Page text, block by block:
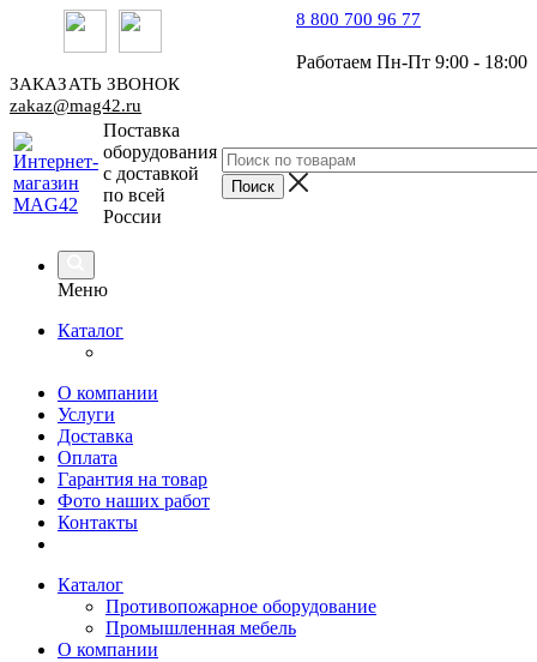
8 800 700 96 77
Работаем Пн-Пт 9:00 - 18:00
ЗАКАЗАТЬ ЗВОНОК
zakaz@mag42.ru
Поставка
оборудования
с доставкой
по всей
России
Меню
Каталог
О компании
Услуги
Доставка
Оплата
Гарантия на товар
Фото наших работ
Контакты
Каталог
Противопожарное оборудование
Промышленная мебель
О компании